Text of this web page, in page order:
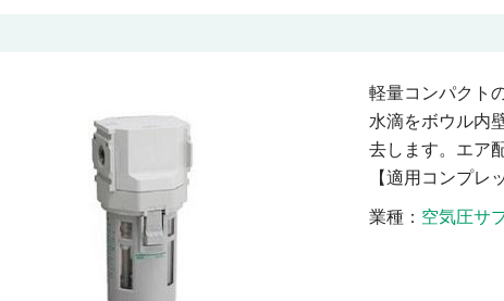
軽量コンパクト
水滴をボウル内
去します。エア
【適用コンプレ
業種 空気圧サ